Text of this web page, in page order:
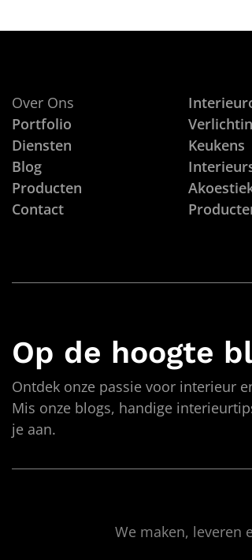
Over Ons
Portfolio
Diensten
Blog
Producten
Contact
Keukens
Op de hoogte
Ontdek onze passie voor interieur
Mis onze blogs, handige
je aan.
We maken, leveren